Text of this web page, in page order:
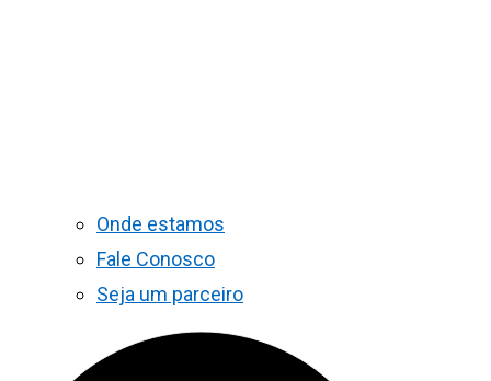
Onde estamos
Fale Conosco
Seja um parceiro